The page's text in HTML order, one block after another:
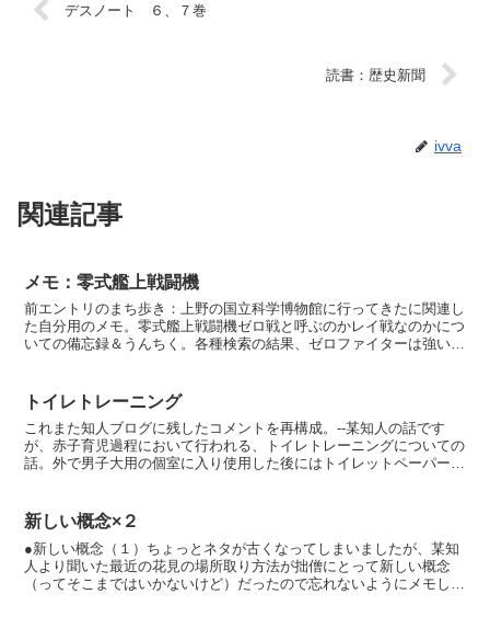
デスノート ６、７巻
読書：歴史新聞
ivva
関連記事
メモ：零式艦上戦闘機
前エントリのまち歩き：上野の国立科学博物館に行ってきたに関連し
た自分用のメモ。零式艦上戦闘機ゼロ戦と呼ぶのかレイ戦なのかにつ
いての備忘録＆うんちく。各種検索の結果、ゼロファイターは強いと
トイレトレーニング
これまた知人ブログに残したコメントを再構成。--某知人の話です
が、赤子育児過程において行われる、トイレトレーニングについての
話。外で男子大用の個室に入り使用した後にはトイレットペーパーで
新しい概念×２
●新しい概念（１）ちょっとネタが古くなってしまいましたが、某知
人より聞いた最近の花見の場所取り方法が拙僧にとって新しい概念
（ってそこまではいかないけど）だったので忘れないようにメモして